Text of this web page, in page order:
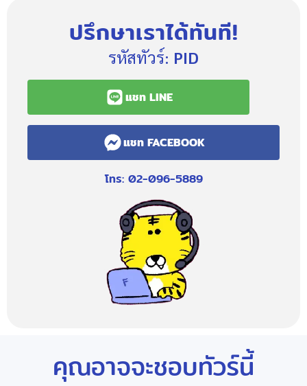
ปรึกษาเราได้ทันที!
รหัสทัวร์: PID
แชท LINE
แชท FACEBOOK
โทร: 02-096-5889
คุณอาจจะชอบทัวร์นี้